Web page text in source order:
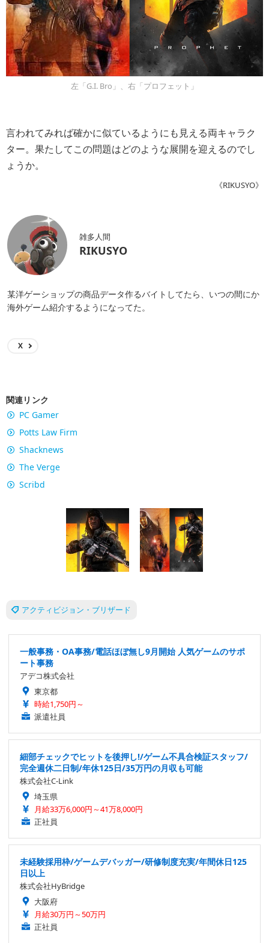
左「G.I. Bro」、右「プロフェット」
言われてみれば確かに似ているようにも見える両キャラク
ター。果たしてこの問題はどのような展開を迎えるのでし
ょうか。
《RIKUSYO》
雑多人間
RIKUSYO
某洋ゲーショップの商品データ作るバイトしてたら、いつの間にか
海外ゲーム紹介するようになってた。
X
関連リンク
PC Gamer
Potts Law Firm
Shacknews
The Verge
Scribd
アクティビジョン・ブリザード
一般事務・OA事務/電話ほぼ無し9月開始 人気ゲームのサポ
ート事務
アデコ株式会社
東京都
時給1,750円～
派遣社員
細部チェックでヒットを後押し!/ゲーム不具合検証スタッフ/
完全週休二日制/年休125日/35万円の月収も可能
株式会社C-Link
埼玉県
月給33万6,000円～41万8,000円
正社員
未経験採用枠/ゲームデバッガー/研修制度充実/年間休日125
日以上
株式会社HyBridge
大阪府
月給30万円～50万円
正社員